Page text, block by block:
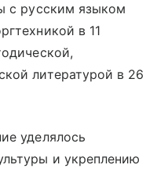
с русским языком
в 11
литературой в 26
уделялось
и укреплению